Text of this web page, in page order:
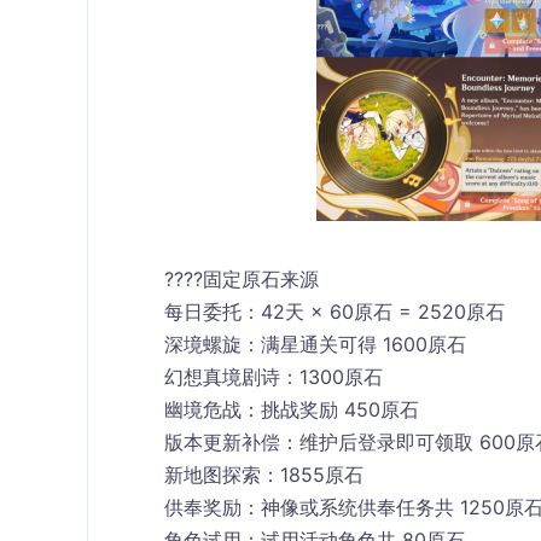
????固定原石来源
每日委托：42天 × 60原石 = 2520原石
深境螺旋：满星通关可得 1600原石
幻想真境剧诗：1300原石
幽境危战：挑战奖励 450原石
版本更新补偿：维护后登录即可领取 600原
新地图探索：1855原石
供奉奖励：神像或系统供奉任务共 1250原